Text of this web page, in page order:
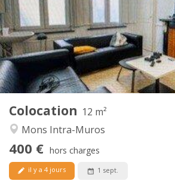
Colocation 12 m²
Mons Intra-Muros
400 € hors charges
il y a 4 jours 1 sept.